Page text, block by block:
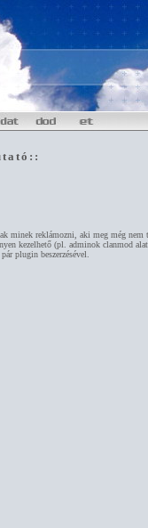
minek reklámozni, aki meg még nem
kezelhető (pl. adminok clanmod
plugin beszerzésével.